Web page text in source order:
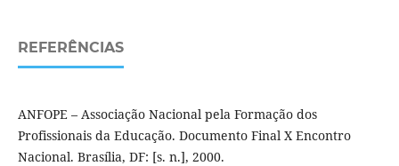
REFERÊNCIAS
ANFOPE – Associação Nacional pela Formação dos
Profissionais da Educação. Documento Final X Encontro
Nacional. Brasília, DF: [s. n.], 2000.